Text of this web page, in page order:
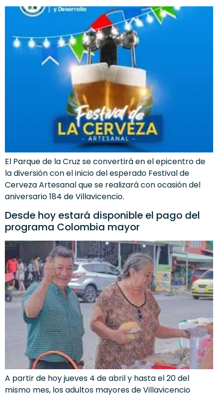
El Parque de la Cruz se convertirá en el epicentro de
la diversión con el inicio del esperado Festival de
Cerveza Artesanal que se realizará con ocasión del
aniversario 184 de Villavicencio.
Desde hoy estará disponible el pago del
programa Colombia mayor
A partir de hoy jueves 4 de abril y hasta el 20 del
mismo mes, los adultos mayores de Villavicencio